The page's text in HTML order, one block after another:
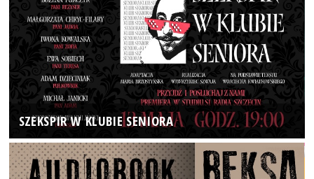
SZEKSPIR W KLUBIE SENIORA